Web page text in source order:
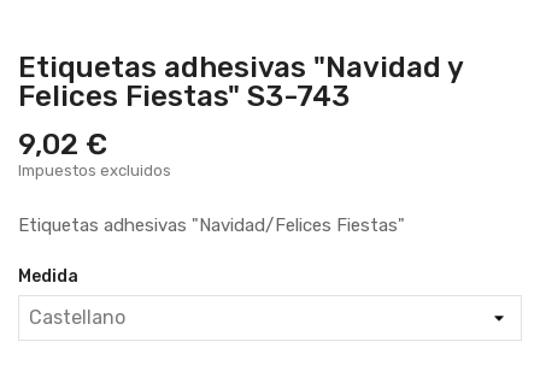
Etiquetas adhesivas "Navidad y
Felices Fiestas" S3-743
9,02 €
Impuestos excluidos
Etiquetas adhesivas "Navidad/Felices Fiestas"
Medida